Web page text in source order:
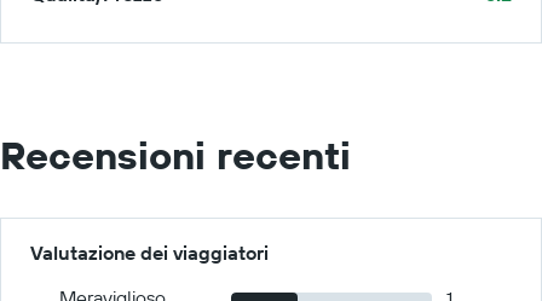
Recensioni recenti
Valutazione dei viaggiatori